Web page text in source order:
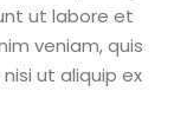
ut labore et
veniam, quis
ut aliquip ex